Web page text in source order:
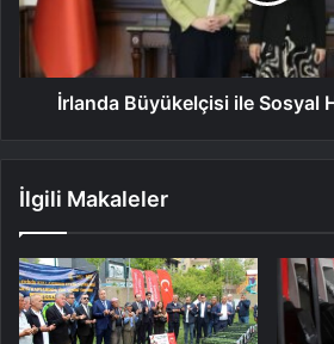
İrlanda Büyükelçisi ile Sosyal
İlgili Makaleler